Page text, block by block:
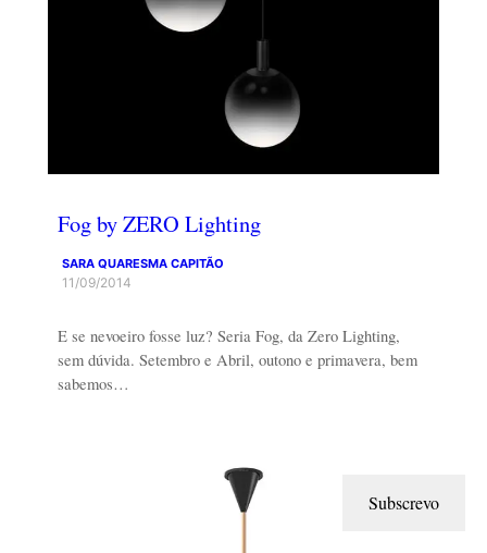
Fog by ZERO Lighting
SARA QUARESMA CAPITÃO
11/09/2014
E se nevoeiro fosse luz? Seria Fog, da Zero Lighting,
sem dúvida. Setembro e Abril, outono e primavera, bem
sabemos…
Subscrevo